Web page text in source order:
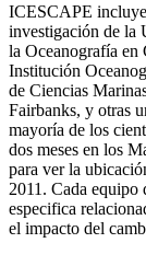
ICESCAPE
investigación de la
la Oceanografía
Institución
de Ciencias
Fairbanks, y otras
mayoría de los
dos meses en los
para ver la
2011. Cada equipo
especifica
el impacto del